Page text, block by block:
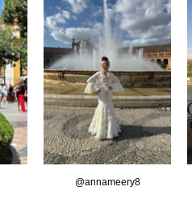
@annameery8